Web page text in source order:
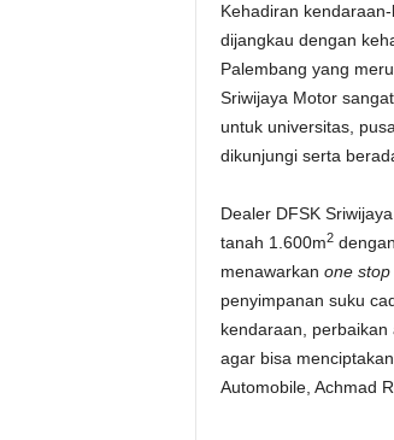
Kehadiran
dijangkau dengan
Palembang yang
Sriwijaya Motor
untuk universitas,
dikunjungi serta
Dealer DFSK
tanah 1.600m2
menawarkan one
penyimpanan suku
kendaraan,
agar bisa menciptakan
Automobile, Achmad